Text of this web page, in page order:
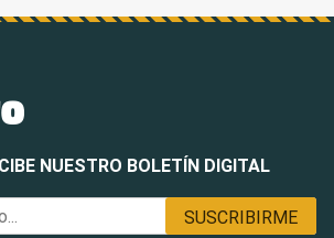
NUESTRO BOLETÍN DIGITAL